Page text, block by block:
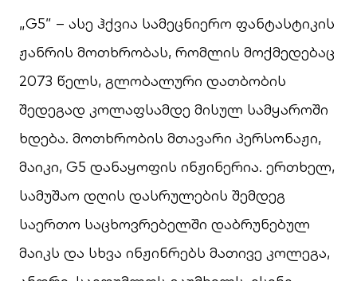
„G5” – ასე ჰქვია სამეცნიერო ფანტასტიკის
ჟანრის მოთხრობას, რომლის მოქმედებაც
2073 წელს, გლობალური დათბობის
შედეგად კოლაფსამდე მისულ სამყაროში
ხდება. მოთხრობის მთავარი პერსონაჟი,
მაიკი, G5 დანაყოფის ინჟინერია. ერთხელ,
სამუშაო დღის დასრულების შემდეგ
საერთო საცხოვრებელში დაბრუნებულ
მაიკს და სხვა ინჟინრებს მათივე კოლეგა,